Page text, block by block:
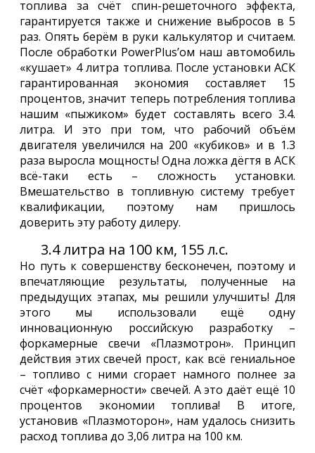
топлива за счёт спин-решеточного эффекта,
гарантируется также и снижение выбросов в 5
раз. Опять берём в руки калькулятор и считаем.
После обработки PowerPlus’ом наш автомобиль
«кушает» 4 литра топлива. После установки АСК
гарантированная экономия составляет 15
процентов, значит теперь потребления топлива
нашим «пыжиком» будет составлять всего 3.4.
литра. И это при том, что рабочий объём
двигателя увеличился на 200 «кубиков» и в 1.3
раза выросла мощность! Одна ложка дёгтя в АСК
всё-таки есть – сложность установки.
Вмешательство в топливную систему требует
квалификации, поэтому нам пришлось
доверить эту работу дилеру.
3.4 литра на 100 км, 155 л.с.
Но путь к совершенству бесконечен, поэтому и
впечатляющие результаты, полученные на
предыдущих этапах, мы решили улучшить! Для
этого мы использовали ещё одну
инновационную российскую разработку –
форкамерные свечи «Плазмотрон». Принцип
действия этих свечей прост, как всё гениальное
– топливо с ними сгорает намного полнее за
счёт «форкамерности» свечей. А это даёт ещё 10
процентов экономии топлива! В итоге,
установив «Плазмоторон», нам удалось снизить
расход топлива до 3,06 литра на 100 км.